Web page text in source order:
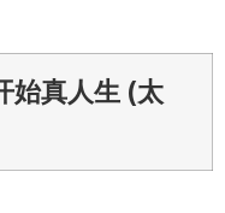
始真人生 (太